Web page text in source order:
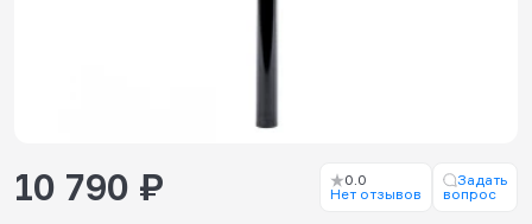
10 790 ₽
0.0
Нет отзывов
Задать
вопрос